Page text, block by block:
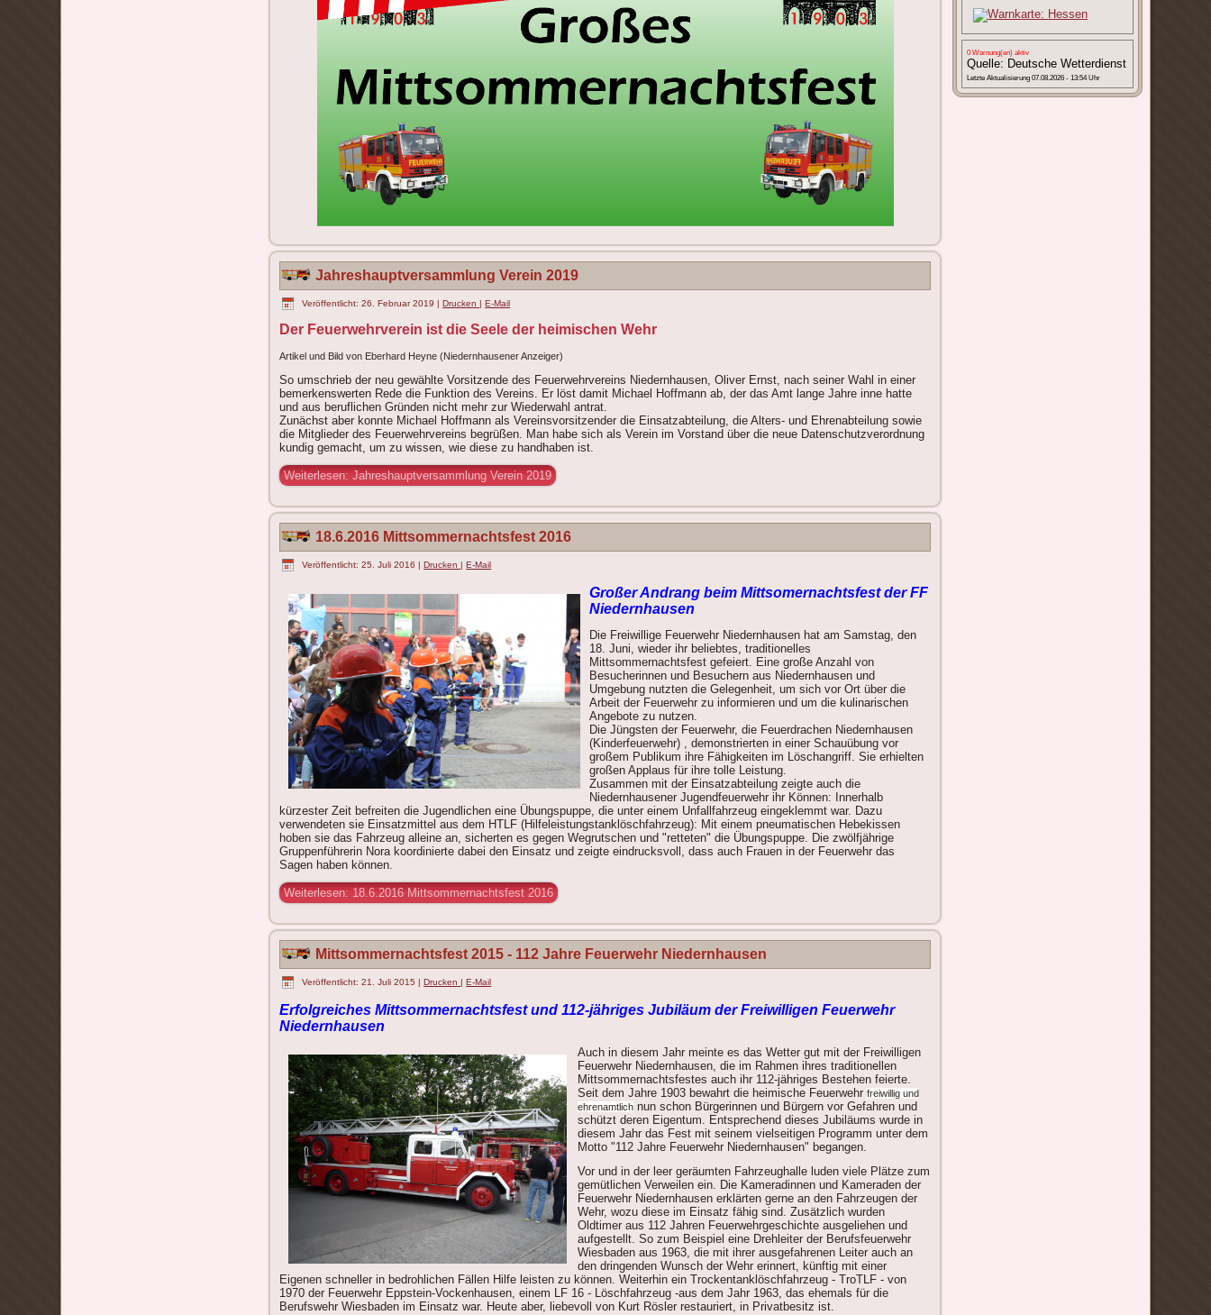
Jahreshauptversammlung Verein 2019
Veröffentlicht: 26. Februar 2019 |Drucken|E-Mail
Der Feuerwehrverein ist die Seele der heimischen Wehr
Artikel und Bild von Eberhard Heyne (Niedernhausener Anzeiger)
So umschrieb der neu gewählte Vorsitzende des Feuerwehrvereins Niedernhausen, Oliver Ernst, nach seiner Wahl in einer
bemerkenswerten Rede die Funktion des Vereins. Er löst damit Michael Hoffmann ab, der das Amt lange Jahre inne hatte
und aus beruflichen Gründen nicht mehr zur Wiederwahl antrat.
Zunächst aber konnte Michael Hoffmann als Vereinsvorsitzender die Einsatzabteilung, die Alters- und Ehrenabteilung sowie
die Mitglieder des Feuerwehrvereins begrüßen. Man habe sich als Verein im Vorstand über die neue Datenschutzverordnung
kundig gemacht, um zu wissen, wie diese zu handhaben ist.
Weiterlesen: Jahreshauptversammlung Verein 2019
18.6.2016 Mittsommernachtsfest 2016
Veröffentlicht: 25. Juli 2016 |Drucken|E-Mail
Großer Andrang beim Mittsomernachtsfest der FF
Niedernhausen
Die Freiwillige Feuerwehr Niedernhausen hat am Samstag, den
18. Juni, wieder ihr beliebtes, traditionelles
Mittsommernachtsfest gefeiert. Eine große Anzahl von
Besucherinnen und Besuchern aus Niedernhausen und
Umgebung nutzten die Gelegenheit, um sich vor Ort über die
Arbeit der Feuerwehr zu informieren und um die kulinarischen
Angebote zu nutzen.
Die Jüngsten der Feuerwehr, die Feuerdrachen Niedernhausen
(Kinderfeuerwehr) , demonstrierten in einer Schauübung vor
großem Publikum ihre Fähigkeiten im Löschangriff. Sie erhielten
großen Applaus für ihre tolle Leistung.
Zusammen mit der Einsatzabteilung zeigte auch die
Niedernhausener Jugendfeuerwehr ihr Können: Innerhalb
kürzester Zeit befreiten die Jugendlichen eine Übungspuppe, die unter einem Unfallfahrzeug eingeklemmt war. Dazu
verwendeten sie Einsatzmittel aus dem HTLF (Hilfeleistungstanklöschfahrzeug): Mit einem pneumatischen Hebekissen
hoben sie das Fahrzeug alleine an, sicherten es gegen Wegrutschen und "retteten" die Übungspuppe. Die zwölfjährige
Gruppenführerin Nora koordinierte dabei den Einsatz und zeigte eindrucksvoll, dass auch Frauen in der Feuerwehr das
Sagen haben können.
Weiterlesen: 18.6.2016 Mittsommernachtsfest 2016
Mittsommernachtsfest 2015 - 112 Jahre Feuerwehr Niedernhausen
Veröffentlicht: 21. Juli 2015 |Drucken|E-Mail
Erfolgreiches Mittsommernachtsfest und 112-jähriges Jubiläum der Freiwilligen Feuerwehr
Niedernhausen
Auch in diesem Jahr meinte es das Wetter gut mit der Freiwilligen
Feuerwehr Niedernhausen, die im Rahmen ihres traditionellen
Mittsommernachtsfestes auch ihr 112-jähriges Bestehen feierte.
Seit dem Jahre 1903 bewahrt die heimische Feuerwehrfreiwillig und
ehrenamtlich nun schon Bürgerinnen und Bürgern vor Gefahren und
schützt deren Eigentum. Entsprechend dieses Jubiläums wurde in
diesem Jahr das Fest mit seinem vielseitigen Programm unter dem
Motto "112 Jahre Feuerwehr Niedernhausen" begangen.
Vor und in der leer geräumten Fahrzeughalle luden viele Plätze zum
gemütlichen Verweilen ein. Die Kameradinnen und Kameraden der
Feuerwehr Niedernhausen erklärten gerne an den Fahrzeugen der
Wehr, wozu diese im Einsatz fähig sind. Zusätzlich wurden
Oldtimer aus 112 Jahren Feuerwehrgeschichte ausgeliehen und
aufgestellt. So zum Beispiel eine Drehleiter der Berufsfeuerwehr
Wiesbaden aus 1963, die mit ihrer ausgefahrenen Leiter auch an
den dringenden Wunsch der Wehr erinnert, künftig mit einer
Eigenen schneller in bedrohlichen Fällen Hilfe leisten zu können. Weiterhin ein Trockentanklöschfahrzeug - TroTLF - von
1970 der Feuerwehr Eppstein-Vockenhausen, einem LF 16 - Löschfahrzeug -aus dem Jahr 1963, das ehemals für die
Berufswehr Wiesbaden im Einsatz war. Heute aber, liebevoll von Kurt Rösler restauriert, in Privatbesitz ist.
0 Warnung(en) aktiv
Quelle: Deutsche Wetterdienst
Letzte Aktualisierung 07.08.2026 - 13:54 Uhr